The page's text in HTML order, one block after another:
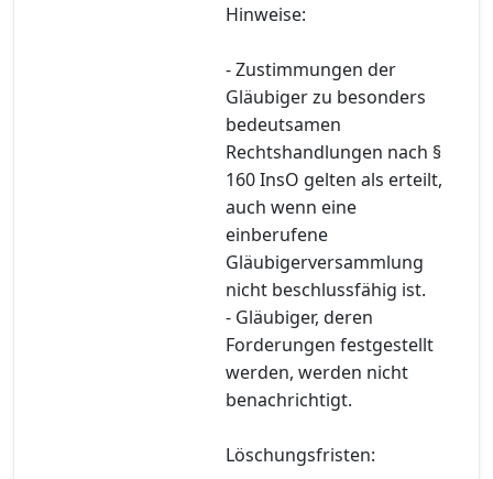
Hinweise:
- Zustimmungen der
Gläubiger zu besonders
bedeutsamen
Rechtshandlungen nach §
160 InsO gelten als erteilt,
auch wenn eine
einberufene
Gläubigerversammlung
nicht beschlussfähig ist.
- Gläubiger, deren
Forderungen festgestellt
werden, werden nicht
benachrichtigt.
Löschungsfristen: